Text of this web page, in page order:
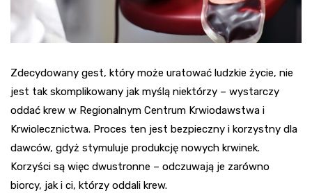
Zdecydowany gest, który może uratować ludzkie życie, nie
jest tak skomplikowany jak myślą niektórzy – wystarczy
oddać krew w Regionalnym Centrum Krwiodawstwa i
Krwiolecznictwa. Proces ten jest bezpieczny i korzystny dla
dawców, gdyż stymuluje produkcję nowych krwinek.
Korzyści są więc dwustronne – odczuwają je zarówno
biorcy, jak i ci, którzy oddali krew.